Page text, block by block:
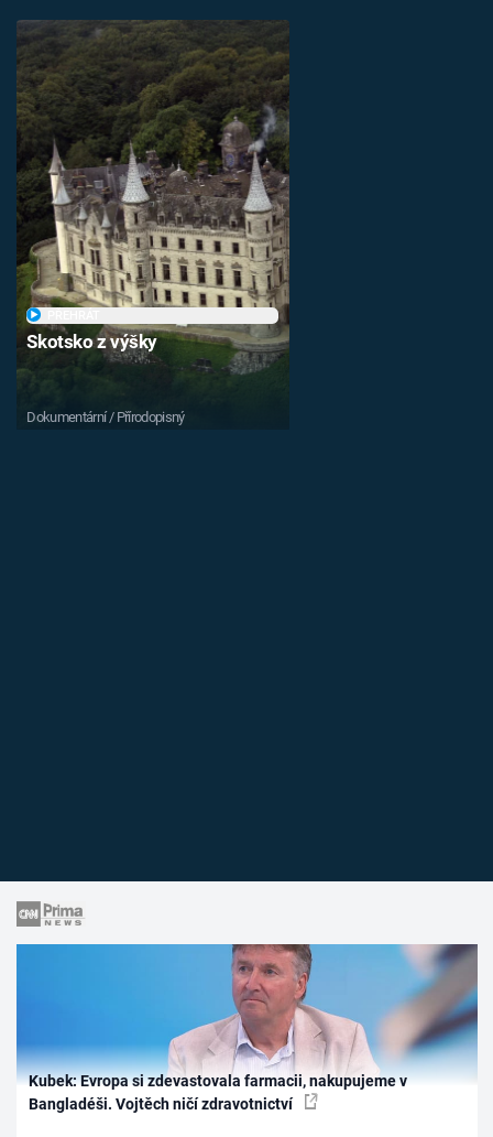
Skotsko z výšky
Dokumentární / Přírodopisný
Kubek: Evropa si zdevastovala farmacii, nakupujeme v
Bangladéši. Vojtěch ničí zdravotnictví